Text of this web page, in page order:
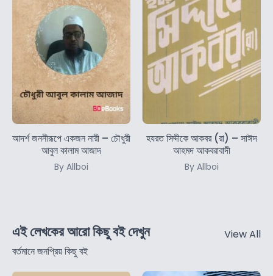
আদর্শ জননীরূপে একজন নারী – চৌধুরী
আবুল কালাম আজাদ
By Allboi
হযরত সিদ্দীকে আকবর (রা) – সাঈদ
আহমদ আকবরাবাদী
By Allboi
এই লেখকের আরো কিছু বই দেখুন
বর্তমানে জনপ্রিয় কিছু বই
View All